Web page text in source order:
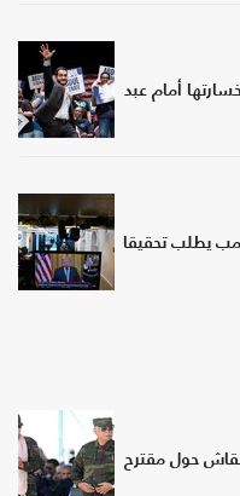
أمام عبد
يطلب تحقيقا
حول مقترح